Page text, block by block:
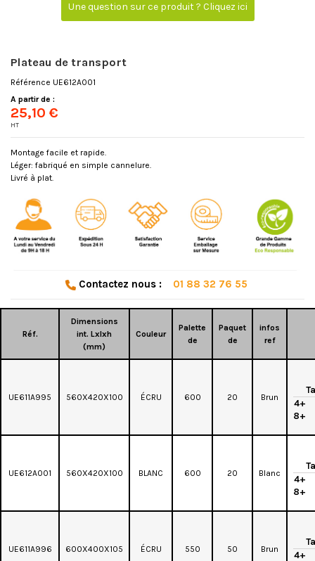
Une question sur ce produit ? Cliquez ici
Plateau de transport
Référence UE612A001
A partir de :
25,10 €
HT
Montage facile et rapide.
Léger: fabriqué en simple cannelure.
Livré à plat.
Contactez nous : 01 88 32 76 55
Réf.
Dimensions
int. Lxlxh
(mm)
Couleur
Palette
de
Paquet
de
infos
ref
UE611A995 560X420X100 ÉCRU 600 20 Brun
4+
8+
UE612A001 560X420X100 BLANC 600 20 Blanc
4+
8+
UE611A996 600X400X105 ÉCRU 550 50 Brun
4+